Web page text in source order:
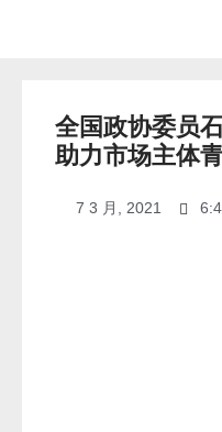
全国政协委员
助力市场主体
7 3 月, 2021